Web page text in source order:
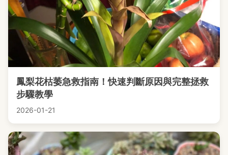
鳳梨花枯萎急救指南！快速判斷原因與完整拯救
步驟教學
2026-01-21